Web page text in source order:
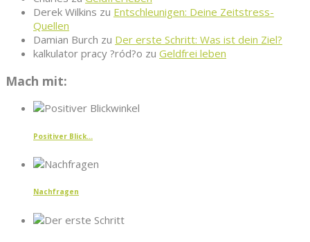
Derek Wilkins zu Entschleunigen: Deine Zeitstress-
Quellen
Damian Burch zu Der erste Schritt: Was ist dein Ziel?
kalkulator pracy ?ród?o zu Geldfrei leben
Mach mit:
Positiver Blick...
Nachfragen